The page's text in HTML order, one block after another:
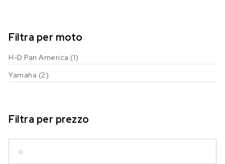
Filtra per moto
H-D Pan America (1)
Yamaha (2)
Filtra per prezzo